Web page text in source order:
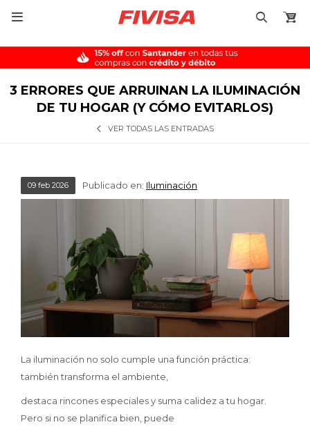

3 ERRORES QUE ARRUINAN LA ILUMINACIÓN
DE TU HOGAR (Y CÓMO EVITARLOS)
VER TODAS LAS ENTRADAS
09 feb 2026 Publicado en: Iluminación
La iluminación no solo cumple una función práctica:
también transforma el ambiente,
destaca rincones especiales y suma calidez a tu hogar.
Pero si no se planifica bien, puede